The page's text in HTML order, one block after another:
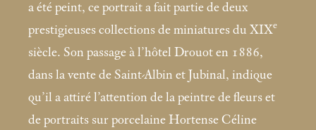
a été peint, ce portrait a fait partie de deux
prestigieuses collections de miniatures du XIXe
siècle. Son passage à l’hôtel Drouot en 1886,
dans la vente de Saint-Albin et Jubinal, indique
qu’il a attiré l’attention de la peintre de fleurs et
de portraits sur porcelaine Hortense Céline